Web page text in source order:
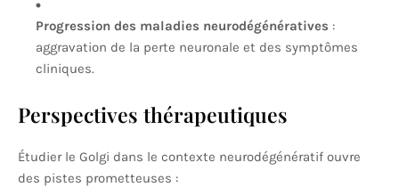
Progression des maladies neurodégénératives :
aggravation de la perte neuronale et des symptômes
cliniques.
Perspectives thérapeutiques
Étudier le Golgi dans le contexte neurodégénératif ouvre
des pistes prometteuses :